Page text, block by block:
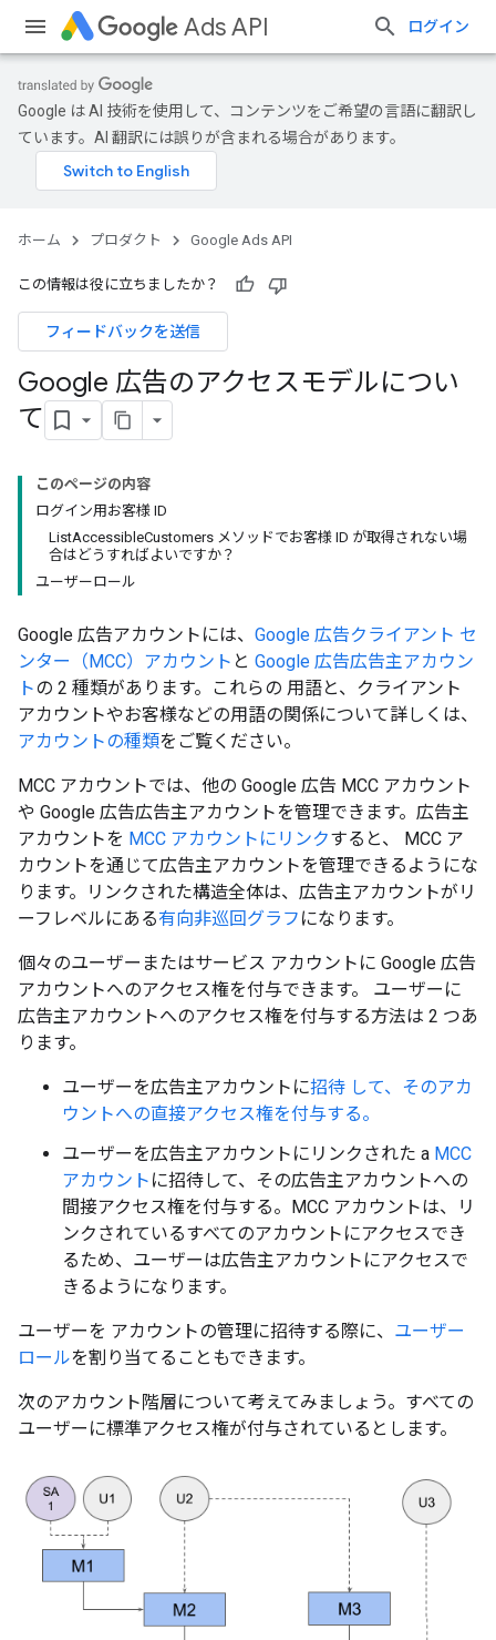
Ads API ログイン
Google は AI 技術を使用して、コンテンツをご希望の言語に翻訳し
ています。AI 翻訳には誤りが含まれる場合があります。
ホーム プロダクト Google Ads API
この情報は役に立ちましたか？
フィードバックを送信
Google 広告のアクセスモデルについ
て
このページの内容
ログイン用お客様 ID
ListAccessibleCustomers メソッドでお客様 ID が取得されない場
合はどうすればよいですか？
ユーザーロール
Google 広告アカウントには、 Google 広告クライアント セ
ンター（MCC）アカウント と Google 広告広告主アカウン
トの 2 種類があります。これらの 用語と、クライアント
アカウントやお客様などの用語の関係について詳しくは、
アカウントの種類をご覧ください。
MCC アカウントでは、他の Google 広告 MCC アカウント
や Google 広告広告主アカウントを管理できます。広告主
アカウントを MCC アカウントにリンクすると、 MCC ア
カウントを通じて広告主アカウントを管理できるようにな
ります。リンクされた構造全体は、広告主アカウントがリ
ーフレベルにある有向非巡回グラフ になります。
個々のユーザーまたはサービス アカウントに Google 広告
アカウントへのアクセス権を付与できます。 ユーザーに
広告主アカウントへのアクセス権を付与する方法は 2 つあ
ります。
ユーザーを広告主アカウントに招待 して、そのアカ
ウントへの直接アクセス権を付与する。
ユーザーを広告主アカウントにリンクされた a MCC
アカウント に招待して、その広告主アカウントへの
間接アクセス権を付与する。MCC アカウントは、リ
ンクされているすべてのアカウントにアクセスでき
るため、ユーザーは広告主アカウントにアクセスで
きるようになります。
ユーザーを アカウントの管理に招待する際に、 ユーザー
ロールを割り当てることもできます。
次のアカウント階層について考えてみましょう。すべての
ユーザーに標準アクセス権が付与されているとします。